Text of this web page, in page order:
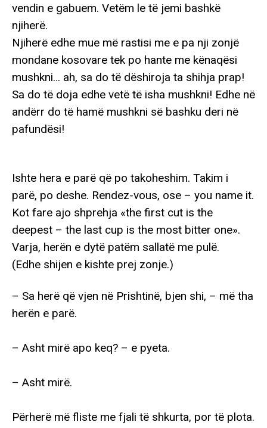
vendin e gabuem. Vetëm le të jemi bashkë
njiherë.
Njiherë edhe mue më rastisi me e pa nji zonjë
mondane kosovare tek po hante me kënaqësi
mushkni… ah, sa do të dëshiroja ta shihja prap!
Sa do të doja edhe vetë të isha mushkni! Edhe në
andërr do të hamë mushkni së bashku deri në
pafundësi!
Ishte hera e parë që po takoheshim. Takim i
parë, po deshe. Rendez-vous, ose – you name it.
Kot fare ajo shprehja «the first cut is the
deepest – the last cup is the most bitter one».
Varja, herën e dytë patëm sallatë me pulë.
(Edhe shijen e kishte prej zonje.)
– Sa herë që vjen në Prishtinë, bjen shi, – më tha
herën e parë.
– Asht mirë apo keq? – e pyeta.
– Asht mirë.
Përherë më fliste me fjali të shkurta, por të plota.